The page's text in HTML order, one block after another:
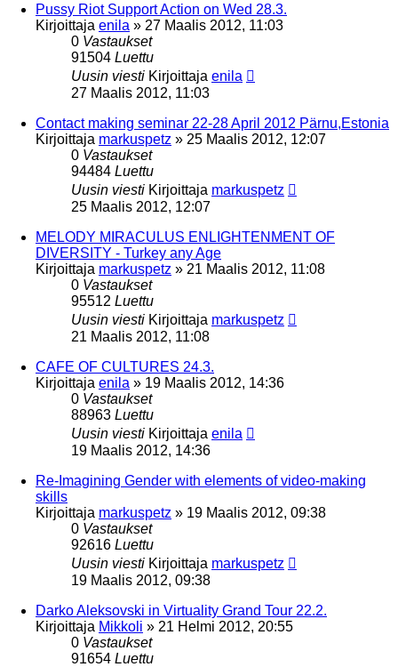
Pussy Riot Support Action on Wed 28.3.
Kirjoittaja enila » 27 Maalis 2012, 11:03
0 Vastaukset
91504 Luettu
Uusin viesti Kirjoittaja enila
27 Maalis 2012, 11:03
Contact making seminar 22-28 April 2012 Pärnu,Estonia
Kirjoittaja markuspetz » 25 Maalis 2012, 12:07
0 Vastaukset
94484 Luettu
Uusin viesti Kirjoittaja markuspetz
25 Maalis 2012, 12:07
MELODY MIRACULUS ENLIGHTENMENT OF
DIVERSITY - Turkey any Age
Kirjoittaja markuspetz » 21 Maalis 2012, 11:08
0 Vastaukset
95512 Luettu
Uusin viesti Kirjoittaja markuspetz
21 Maalis 2012, 11:08
CAFE OF CULTURES 24.3.
Kirjoittaja enila » 19 Maalis 2012, 14:36
0 Vastaukset
88963 Luettu
Uusin viesti Kirjoittaja enila
19 Maalis 2012, 14:36
Re-Imagining Gender with elements of video-making
skills
Kirjoittaja markuspetz » 19 Maalis 2012, 09:38
0 Vastaukset
92616 Luettu
Uusin viesti Kirjoittaja markuspetz
19 Maalis 2012, 09:38
Darko Aleksovski in Virtuality Grand Tour 22.2.
Kirjoittaja Mikkoli » 21 Helmi 2012, 20:55
0 Vastaukset
91654 Luettu